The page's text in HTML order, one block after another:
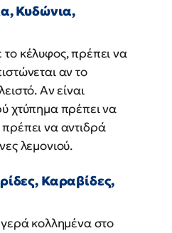
Κυδώνια,
κέλυφος, πρέπει να
αν το
Αν είναι
χτύπημα πρέπει να
να αντιδρά
λεμονιού.
Καραβίδες,
κολλημένα στο